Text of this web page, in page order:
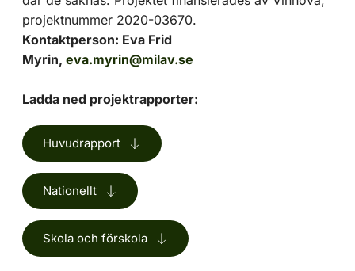
projektnummer 2020-03670.
Kontaktperson: Eva Frid
Myrin, eva.myrin@milav.se
Ladda ned projektrapporter:
Huvudrapport
Nationellt
Skola och förskola